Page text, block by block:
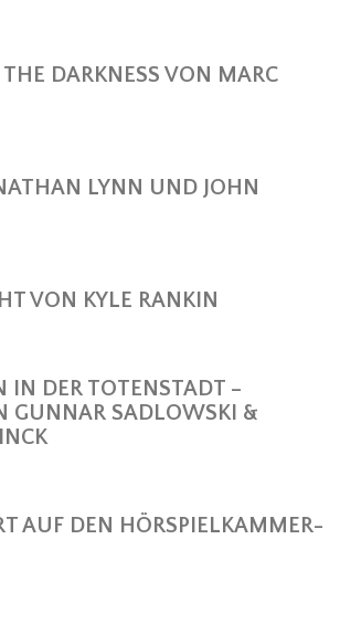
DARKNESS VON MARC
LYNN UND JOHN
VON KYLE RANKIN
DER TOTENSTADT –
GUNNAR SADLOWSKI &
AUF DEN HÖRSPIELKAMMER-